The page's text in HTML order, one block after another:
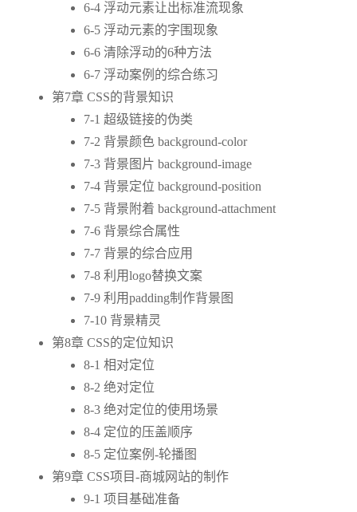
6-4 浮动元素让出标准流现象
6-5 浮动元素的字围现象
6-6 清除浮动的6种方法
6-7 浮动案例的综合练习
第7章 CSS的背景知识
7-1 超级链接的伪类
7-2 背景颜色 background-color
7-3 背景图片 background-image
7-4 背景定位 background-position
7-5 背景附着 background-attachment
7-6 背景综合属性
7-7 背景的综合应用
7-8 利用logo替换文案
7-9 利用padding制作背景图
7-10 背景精灵
第8章 CSS的定位知识
8-1 相对定位
8-2 绝对定位
8-3 绝对定位的使用场景
8-4 定位的压盖顺序
8-5 定位案例-轮播图
第9章 CSS项目-商城网站的制作
9-1 项目基础准备